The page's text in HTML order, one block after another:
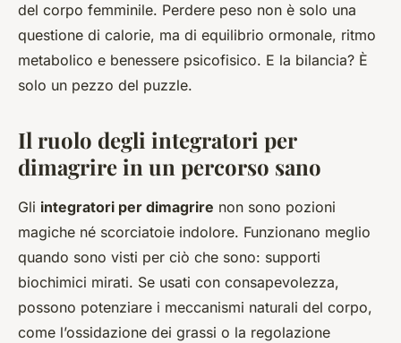
del corpo femminile. Perdere peso non è solo una
questione di calorie, ma di equilibrio ormonale, ritmo
metabolico e benessere psicofisico. E la bilancia? È
solo un pezzo del puzzle.
Il ruolo degli integratori per
dimagrire in un percorso sano
Gli integratori per dimagrire non sono pozioni
magiche né scorciatoie indolore. Funzionano meglio
quando sono visti per ciò che sono: supporti
biochimici mirati. Se usati con consapevolezza,
possono potenziare i meccanismi naturali del corpo,
come l’ossidazione dei grassi o la regolazione